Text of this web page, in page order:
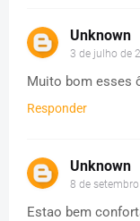
Unknown
3 de julho de
Muito bom esses
Responder
Unknown
8 de
Estao bem